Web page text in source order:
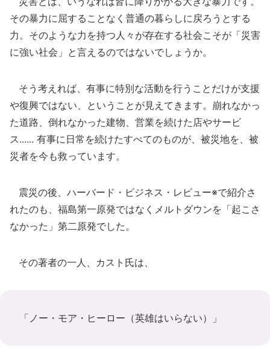
その暴力に屈することなく普通の暮らしに戻ろうとする
力。そのような力を持つ人々が存在する社会こそが「災害
に強い社会」と言えるのではないでしょうか。
そう考えれば、有事に特別な活動を行うことだけが支援
や復興ではない、ということが見えてきます。崩れなかっ
た道路、倒れなかった建物、営業を続けた店やサービ
ス...... 有事に日常を続けたすべてのものが、被災地を、被
災者を今も救っています。
震災の後、ハーバード・ビジネス・レビュー※で紹介さ
れたのも、福島第一原発ではなくメルトダウンを「起こさ
なかった」第二原発でした。
その著者の一人、カスト氏は、
「ノー・モア・ヒーロー（英雄はいらない）」